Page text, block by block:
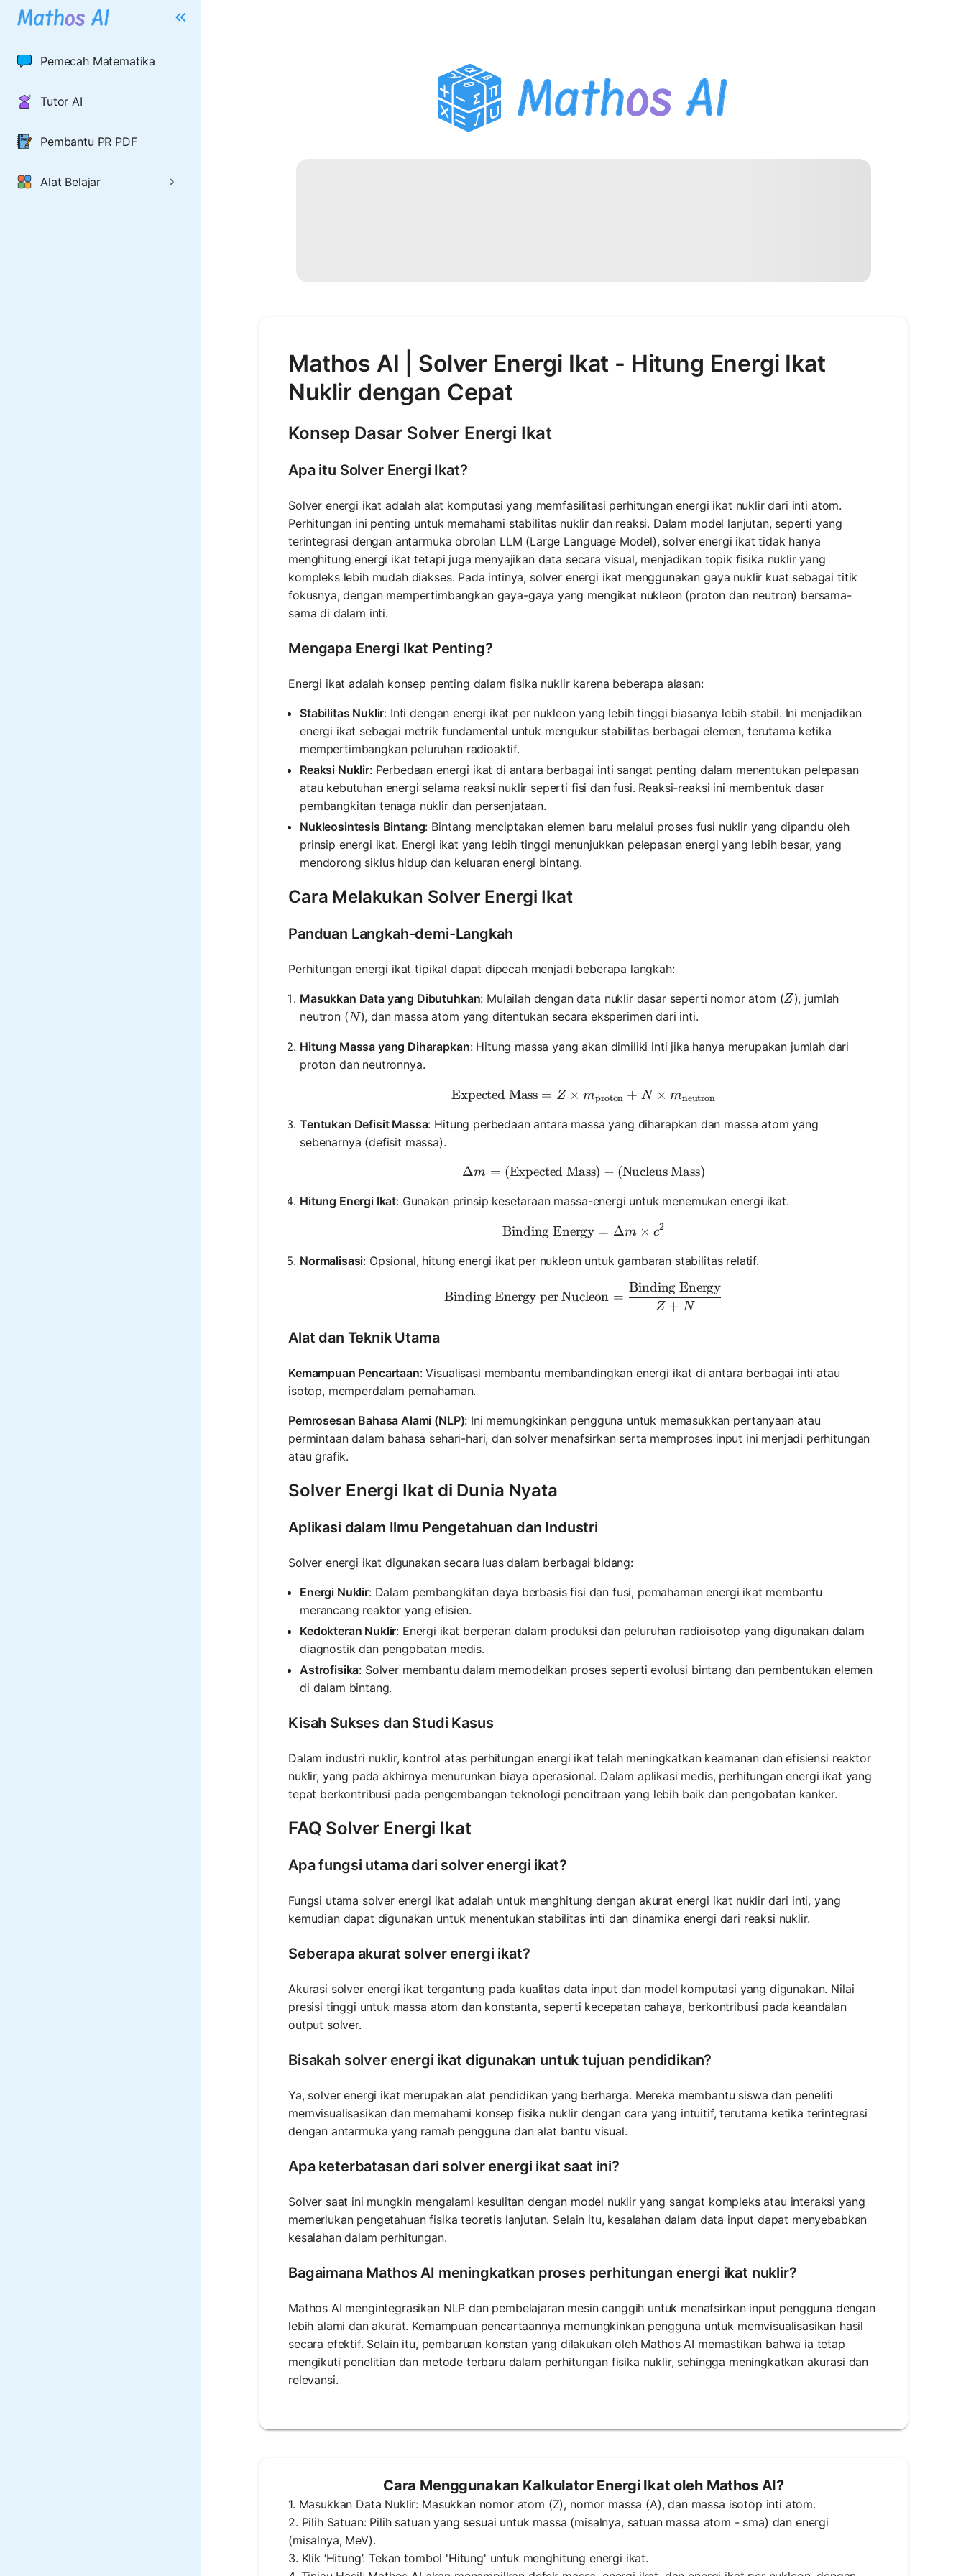
Pemecah Matematika
Tutor AI
Pembantu PR PDF
Alat Belajar
Mathos AI | Solver Energi Ikat - Hitung Energi Ikat
Nuklir dengan Cepat
Konsep Dasar Solver Energi Ikat
Apa itu Solver Energi Ikat?
Solver energi ikat adalah alat komputasi yang memfasilitasi perhitungan energi ikat nuklir dari inti atom.
Perhitungan ini penting untuk memahami stabilitas nuklir dan reaksi. Dalam model lanjutan, seperti yang
terintegrasi dengan antarmuka obrolan LLM (Large Language Model), solver energi ikat tidak hanya
menghitung energi ikat tetapi juga menyajikan data secara visual, menjadikan topik fisika nuklir yang
kompleks lebih mudah diakses. Pada intinya, solver energi ikat menggunakan gaya nuklir kuat sebagai titik
fokusnya, dengan mempertimbangkan gaya-gaya yang mengikat nukleon (proton dan neutron) bersama-
sama di dalam inti.
Mengapa Energi Ikat Penting?
Energi ikat adalah konsep penting dalam fisika nuklir karena beberapa alasan:
Stabilitas Nuklir: Inti dengan energi ikat per nukleon yang lebih tinggi biasanya lebih stabil. Ini menjadikan
energi ikat sebagai metrik fundamental untuk mengukur stabilitas berbagai elemen, terutama ketika
mempertimbangkan peluruhan radioaktif.
Reaksi Nuklir: Perbedaan energi ikat di antara berbagai inti sangat penting dalam menentukan pelepasan
atau kebutuhan energi selama reaksi nuklir seperti fisi dan fusi. Reaksi-reaksi ini membentuk dasar
pembangkitan tenaga nuklir dan persenjataan.
Nukleosintesis Bintang: Bintang menciptakan elemen baru melalui proses fusi nuklir yang dipandu oleh
prinsip energi ikat. Energi ikat yang lebih tinggi menunjukkan pelepasan energi yang lebih besar, yang
mendorong siklus hidup dan keluaran energi bintang.
Cara Melakukan Solver Energi Ikat
Panduan Langkah-demi-Langkah
Perhitungan energi ikat tipikal dapat dipecah menjadi beberapa langkah:
Masukkan Data yang Dibutuhkan: Mulailah dengan data nuklir dasar seperti nomor atom (Z
Z), jumlah
neutron (N
N), dan massa atom yang ditentukan secara eksperimen dari inti.
Hitung Massa yang Diharapkan: Hitung massa yang akan dimiliki inti jika hanya merupakan jumlah dari
proton dan neutronnya.
\text{Expected Mass} = Z \times m_{\text{proton}} + N
Expected Mass = Z × mproton + N × mneutron
Tentukan Defisit Massa: Hitung perbedaan antara massa yang diharapkan dan massa atom yang
sebenarnya (defisit massa).
\Delta m = (\text{Expected Mass}) - (\text{Nucleus Mass})
Δm = (Expected Mass) − (Nucleus Mass)
Hitung Energi Ikat: Gunakan prinsip kesetaraan massa-energi untuk menemukan energi ikat.
\text{Binding Energy} = \Delta m \times c^2
Binding Energy = Δm × c2
Normalisasi: Opsional, hitung energi ikat per nukleon untuk gambaran stabilitas relatif.
\text{Binding Energy per Nucleon} = \frac{\text{Binding
Binding Energy per Nucleon =
Z + N
Binding Energy
Alat dan Teknik Utama
Kemampuan Pencartaan: Visualisasi membantu membandingkan energi ikat di antara berbagai inti atau
isotop, memperdalam pemahaman.
Pemrosesan Bahasa Alami (NLP): Ini memungkinkan pengguna untuk memasukkan pertanyaan atau
permintaan dalam bahasa sehari-hari, dan solver menafsirkan serta memproses input ini menjadi perhitungan
atau grafik.
Solver Energi Ikat di Dunia Nyata
Aplikasi dalam Ilmu Pengetahuan dan Industri
Solver energi ikat digunakan secara luas dalam berbagai bidang:
Energi Nuklir: Dalam pembangkitan daya berbasis fisi dan fusi, pemahaman energi ikat membantu
merancang reaktor yang efisien.
Kedokteran Nuklir: Energi ikat berperan dalam produksi dan peluruhan radioisotop yang digunakan dalam
diagnostik dan pengobatan medis.
Astrofisika: Solver membantu dalam memodelkan proses seperti evolusi bintang dan pembentukan elemen
di dalam bintang.
Kisah Sukses dan Studi Kasus
Dalam industri nuklir, kontrol atas perhitungan energi ikat telah meningkatkan keamanan dan efisiensi reaktor
nuklir, yang pada akhirnya menurunkan biaya operasional. Dalam aplikasi medis, perhitungan energi ikat yang
tepat berkontribusi pada pengembangan teknologi pencitraan yang lebih baik dan pengobatan kanker.
FAQ Solver Energi Ikat
Apa fungsi utama dari solver energi ikat?
Fungsi utama solver energi ikat adalah untuk menghitung dengan akurat energi ikat nuklir dari inti, yang
kemudian dapat digunakan untuk menentukan stabilitas inti dan dinamika energi dari reaksi nuklir.
Seberapa akurat solver energi ikat?
Akurasi solver energi ikat tergantung pada kualitas data input dan model komputasi yang digunakan. Nilai
presisi tinggi untuk massa atom dan konstanta, seperti kecepatan cahaya, berkontribusi pada keandalan
output solver.
Bisakah solver energi ikat digunakan untuk tujuan pendidikan?
Ya, solver energi ikat merupakan alat pendidikan yang berharga. Mereka membantu siswa dan peneliti
memvisualisasikan dan memahami konsep fisika nuklir dengan cara yang intuitif, terutama ketika terintegrasi
dengan antarmuka yang ramah pengguna dan alat bantu visual.
Apa keterbatasan dari solver energi ikat saat ini?
Solver saat ini mungkin mengalami kesulitan dengan model nuklir yang sangat kompleks atau interaksi yang
memerlukan pengetahuan fisika teoretis lanjutan. Selain itu, kesalahan dalam data input dapat menyebabkan
kesalahan dalam perhitungan.
Bagaimana Mathos AI meningkatkan proses perhitungan energi ikat nuklir?
Mathos AI mengintegrasikan NLP dan pembelajaran mesin canggih untuk menafsirkan input pengguna dengan
lebih alami dan akurat. Kemampuan pencartaannya memungkinkan pengguna untuk memvisualisasikan hasil
secara efektif. Selain itu, pembaruan konstan yang dilakukan oleh Mathos AI memastikan bahwa ia tetap
mengikuti penelitian dan metode terbaru dalam perhitungan fisika nuklir, sehingga meningkatkan akurasi dan
relevansi.
Cara Menggunakan Kalkulator Energi Ikat oleh Mathos AI?
1. Masukkan Data Nuklir: Masukkan nomor atom (Z), nomor massa (A), dan massa isotop inti atom.
2. Pilih Satuan: Pilih satuan yang sesuai untuk massa (misalnya, satuan massa atom - sma) dan energi
(misalnya, MeV).
3. Klik ‘Hitung’: Tekan tombol 'Hitung' untuk menghitung energi ikat.